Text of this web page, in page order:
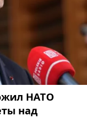
НАТО
над